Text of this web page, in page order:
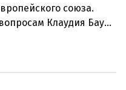
союза.
Клаудия Бауэр